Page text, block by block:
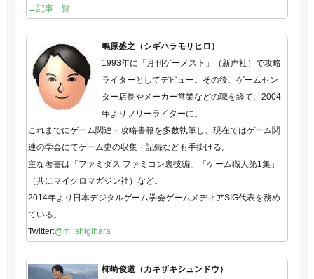
→記事一覧
鴫原盛之（シギハラモリヒロ）
1993年に「月刊ゲーメスト」（新声社）で攻略
ライターとしてデビュー。その後、ゲームセン
ター店長やメーカー営業などの職を経て、2004
年よりフリーライターに。
これまでにゲーム関連・攻略書籍を多数執筆し、現在ではゲーム関
連の学会にてゲーム史の収集・記録なども手掛ける。
主な著書は「ファミダス ファミコン裏技編」「ゲーム職人第1集」
（共にマイクロマガジン社）など。
2014年より日本デジタルゲーム学会ゲームメディアSIG代表を務め
ている。
Twitter:@m_shigihara
柿崎俊道（カキザキシュンドウ）